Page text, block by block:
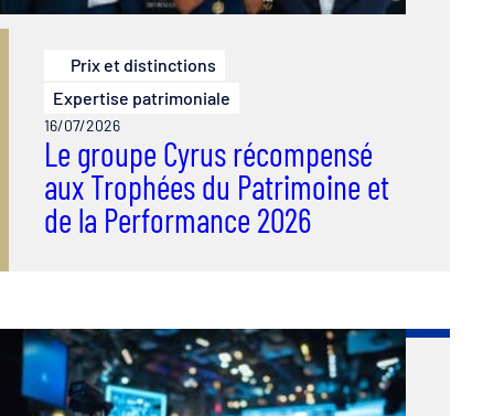
Prix et distinctions
Expertise patrimoniale
16/07/2026
Le groupe Cyrus récompensé
aux Trophées du Patrimoine et
de la Performance 2026